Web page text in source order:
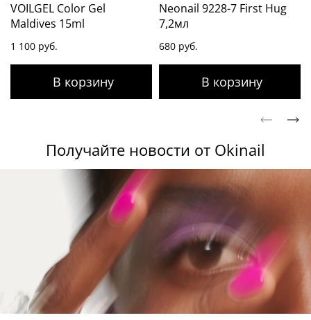
VOILGEL Color Gel
Maldives 15ml
1 100 руб.
Neonail 9228-7 First Hug
7,2мл
680 руб.
Получайте новости от Okinail